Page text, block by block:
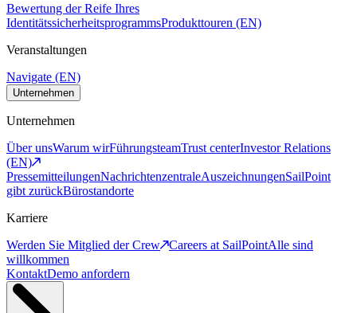
Bewertung der Reife Ihres
IdentitätssicherheitsprogrammsProdukttouren (EN)
Veranstaltungen
Navigate (EN)
Unternehmen
Unternehmen
Über unsWarum wirFührungsteamTrust centerInvestor Relations
(EN)
PressemitteilungenNachrichtenzentraleAuszeichnungenSailPoint
gibt zurückBürostandorte
Karriere
Werden Sie Mitglied der Crew
Careers at SailPointAlle sind
willkommen
KontaktDemo anfordern